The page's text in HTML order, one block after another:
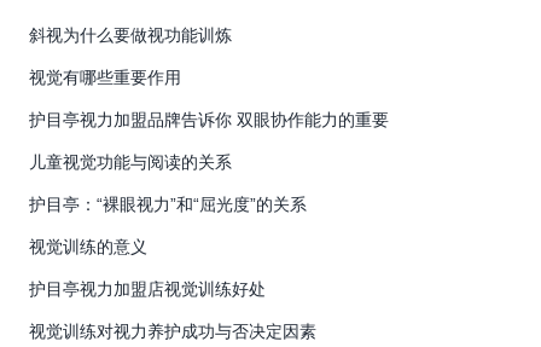
斜视为什么要做视功能训炼
视觉有哪些重要作用
护目亭视力加盟品牌告诉你 双眼协作能力的重要
儿童视觉功能与阅读的关系
护目亭：“裸眼视力”和“屈光度”的关系
视觉训练的意义
护目亭视力加盟店视觉训练好处
视觉训练对视力养护成功与否决定因素